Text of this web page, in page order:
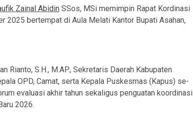
Zainal AbidinSSos, MSi memimpin Rapat Kordinasi
2025 bertempat di Aula Melati Kantor Bupati Asahan,
Rianto, S.H., M.AP., Sekretaris Daerah Kabupaten
OPD, Camat, serta Kepala Puskesmas (Kapus) se-
evaluasi akhir tahun sekaligus penguatan koordinasi
2026.